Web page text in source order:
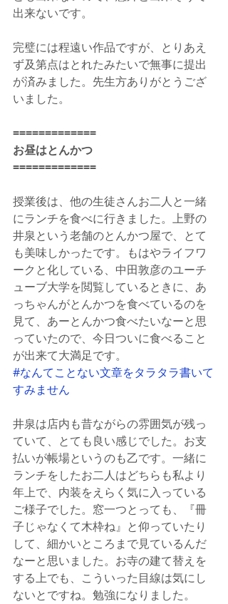
出来ないです。
完璧には程遠い作品ですが、とりあえ
ず及第点はとれたみたいで無事に提出
が済みました。先生方ありがとうござ
いました。
=============
お昼はとんかつ
=============
授業後は、他の生徒さんお二人と一緒
にランチを食べに行きました。上野の
井泉という老舗のとんかつ屋で、とて
も美味しかったです。もはやライフワ
ークと化している、中田敦彦のユーチ
ューブ大学を閲覧しているときに、あ
っちゃんがとんかつを食べているのを
見て、あーとんかつ食べたいなーと思
っていたので、今日ついに食べること
が出来て大満足です。
#なんてことない文章をタラタラ書いて
すみません
井泉は店内も昔ながらの雰囲気が残っ
ていて、とても良い感じでした。お支
払いが帳場というのも乙です。一緒に
ランチをしたお二人はどちらも私より
年上で、内装をえらく気に入っている
ご様子でした。窓一つとっても、『冊
子じゃなくて木枠ね』と仰っていたり
して、細かいところまで見ているんだ
なーと思いました。お寺の建て替えを
する上でも、こういった目線は気にし
ないとですね。勉強になりました。